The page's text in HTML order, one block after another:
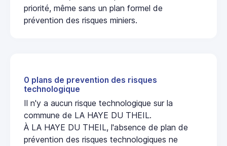
priorité, même sans un plan formel de
prévention des risques miniers.
0 plans de prevention des risques
technologique
Il n'y a aucun risque technologique sur la
commune de LA HAYE DU THEIL.
À LA HAYE DU THEIL, l'absence de plan de
prévention des risques technologiques ne